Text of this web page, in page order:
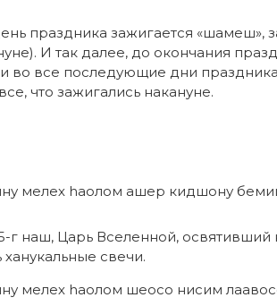
праздника зажигается «шамеш»,
И так далее, до окончания
во все последующие дни
что зажигались накануне.
мелех hаолом ашер кидшону
г наш, Царь Вселенной,
свечи.
мелех hаoлом шеосо нисим